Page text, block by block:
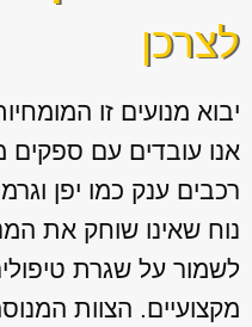
לצרכן
יבוא מנועים זו
אנו עובדים עם ספקים
רכבים ענק כמו יפן
נוח שאינו שוחק את
לשמור על שגרת
מקצועיים. הצוות